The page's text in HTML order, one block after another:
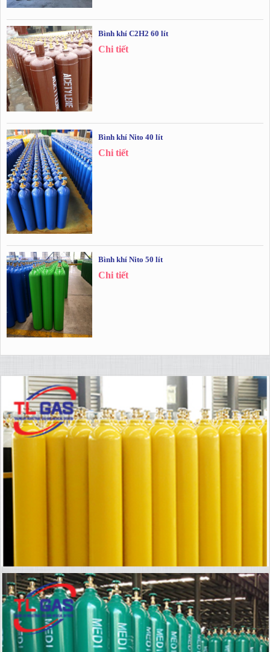
Bình khí C2H2 60 lít
Chi tiết
Bình khí Nito 40 lít
Chi tiết
Bình khí Nito 50 lít
Chi tiết